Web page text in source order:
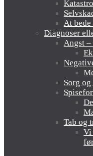
At
Diagnoser
Angst –
Sorg
Tab og
Vi